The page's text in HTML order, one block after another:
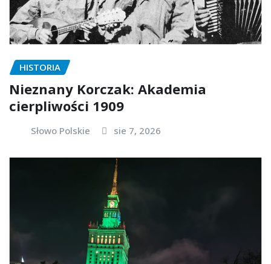
HISTORIA
Nieznany Korczak: Akademia
cierpliwości 1909
Słowo Polskie sie 7, 2026